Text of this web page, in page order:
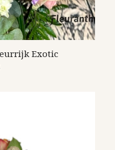
Exotic